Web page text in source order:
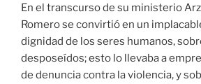
En el transcurso de su ministerio
Romero se convirtió en un
dignidad de los seres humanos,
desposeídos; esto lo llevaba a
de denuncia contra la violencia, y